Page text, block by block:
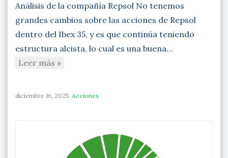
Análisis de la compañía Repsol No tenemos
grandes cambios sobre las acciones de Repsol
dentro del Ibex 35, y es que continúa teniendo
estructura alcista, lo cual es una buena…
Leer más »
diciembre 16, 2025 Acciones